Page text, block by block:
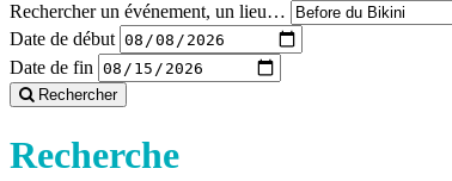
Rechercher un événement, un lieu…
Date de début
Date de fin
Rechercher
Recherche